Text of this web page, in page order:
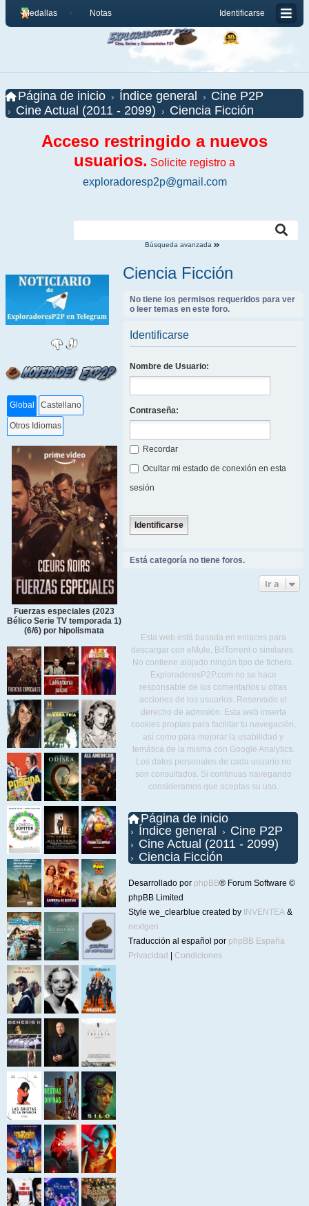
Identificarse
Medallas Notas
Página de inicio Índice general
Cine P2P
Cine Actual (2011 - 2099)
Ciencia Ficción
Acceso restringido a nuevos
usuarios. Solicite registro a
exploradoresp2p@gmail.com
Búsqueda avanzada
Global Castellano
Otros Idiomas
Fuerzas especiales (2023
Bélico Serie TV temporada 1)
(6/6) por hipolismata
Ciencia Ficción
No tiene los permisos requeridos para ver
o leer temas en este foro.
Identificarse
Nombre de Usuario:
Contraseña:
Recordar
Ocultar mi estado de conexión en esta
sesión
Está categoría no tiene foros.
Ir a
Esta web está basada en enlaces para
descargar con eMule, BitTorrent o similares.
No contiene alojado ningún tipo de fichero.
ExploradoresP2P.com no se hace
responsable de los comentarios u otras
acciones de los usuarios. Reservado el
derecho de admisión. Esta web inserta
cookies propias para facilitar tu navegación,
así como para mejorar la usabilidad y
temática de la misma con Google Analytics.
Los datos personales de cada usuario no
son consultados. Si continuas navegando
consideramos que aceptas su uso.
Página de inicio
Índice general
Cine P2P
Cine Actual (2011 - 2099)
Ciencia Ficción
Desarrollado por phpBB® Forum Software ©
phpBB Limited
Style we_clearblue created by INVENTEA &
nextgen
Traducción al español por phpBB España
Privacidad
Condiciones